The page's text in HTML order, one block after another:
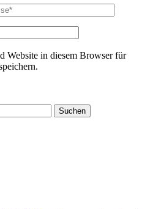
Website in diesem Browser für